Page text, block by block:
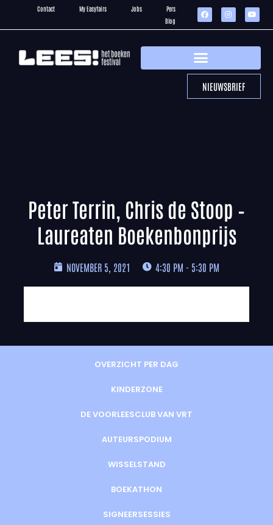
Contact My Easyfairs Jobs
Pers
Blog
NIEUWSBRIEF
OVERZICHT PER DAG
KINDERZONE
DE VOORLEESCLUB VAN VRT
AUTEURSPODIUM
WISSELSTAND
BOEKATHON
SIGNEERSESSIES
Peter Terrin, Chris de Stoop –
Laureaten Boekenbonprijs
NOVEMBER 5, 2021 4:30 PM - 5:30 PM